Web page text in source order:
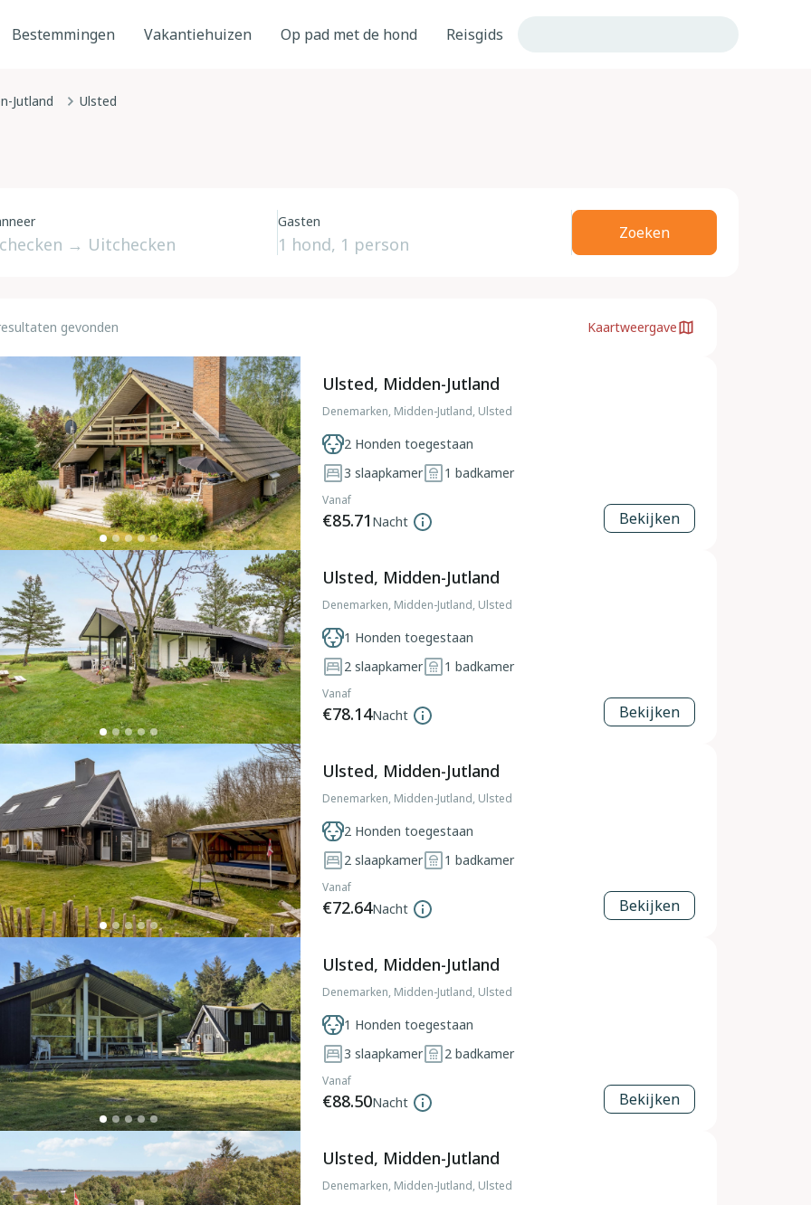
Bestemmingen Vakantiehuizen Op pad met de hond Reisgids
Jutland Ulsted
Gasten
Zoeken
gevonden Kaartweergave
Ulsted, Midden-Jutland
Denemarken, Midden-Jutland, Ulsted
2 Honden toegestaan
3 slaapkamer 1 badkamer
Vanaf
€85.71 Nacht Bekijken
Ulsted, Midden-Jutland
Denemarken, Midden-Jutland, Ulsted
1 Honden toegestaan
2 slaapkamer 1 badkamer
Vanaf
€78.14Nacht Bekijken
Ulsted, Midden-Jutland
Denemarken, Midden-Jutland, Ulsted
2 Honden toegestaan
2 slaapkamer 1 badkamer
Vanaf
€72.64Nacht Bekijken
Ulsted, Midden-Jutland
Denemarken, Midden-Jutland, Ulsted
1 Honden toegestaan
3 slaapkamer 2 badkamer
Vanaf
€88.50Nacht Bekijken
Ulsted, Midden-Jutland
Denemarken, Midden-Jutland, Ulsted